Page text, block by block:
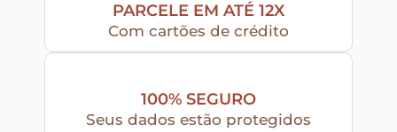
PARCELE EM ATÉ 12X
Com cartões de crédito
100% SEGURO
Seus dados estão protegidos